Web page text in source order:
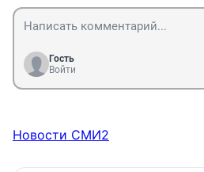
Гость
Войти
Новости СМИ2